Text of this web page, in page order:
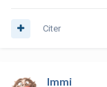
Citer
Immi